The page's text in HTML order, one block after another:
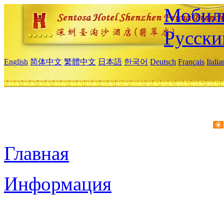
English 简体中文 繁體中文 日本語 한국어 Deutsch Français
Главная
Информация